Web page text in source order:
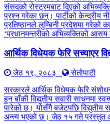
संसदको रोस्ट्रमबाट दिएको
प्रश्न गरेका छन्। पार्टीको केन्द्रीय
प्रतिष्ठानले लुम्बिनी प्रदेशमा गरेको
‘प्रधानमन्त्रीको अभिव्यक्तिको आसय
आर्थिक विधेयक फेरि सच्याएर
जेठ १९, २०८३
सेतोपाटी
सरकारले आर्थिक विधेयक फेरि
हुन बाँकी विद्युतीय सवारी साधनमा
पारेको छ। योसँगै बजेटपछि विद्युतीय
अन्त्य भएको छ। जेठ १५ गते प्रस्तुत